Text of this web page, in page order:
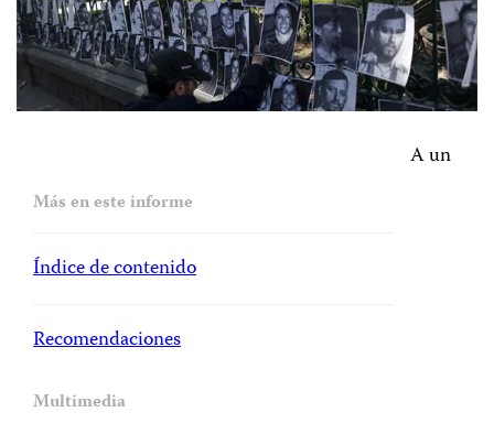
Más en este informe
Índice de contenido
Recomendaciones
Multimedia
A un